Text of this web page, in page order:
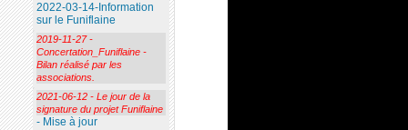
2022-03-14-Information
sur le Funiflaine
2019-11-27 -
Concertation_Funiflaine -
Bilan réalisé par les
associations.
2021-06-12 - Le jour de la
signature du projet Funiflaine
- Mise à jour